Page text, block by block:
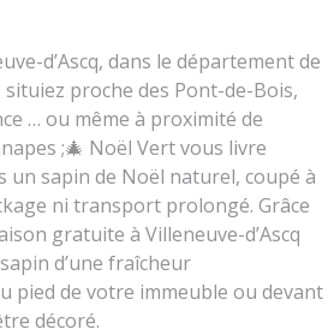
d’Ascq, dans le département de
situiez proche des Pont-de-Bois,
… ou même à proximité de
;🎄 Noël Vert vous livre
un sapin de Noël naturel, coupé à
ni transport prolongé. Grâce
gratuite à Villeneuve-d’Ascq
d’une fraîcheur
pied de votre immeuble ou devant
décoré.